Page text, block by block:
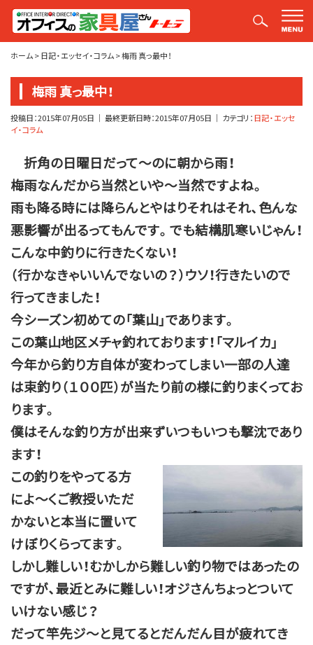
平山社長のブログ【釣りばかり日誌】
ホーム>日記・エッセイ・コラム>梅雨 真っ最中！
梅雨 真っ最中！
投稿日：2015年07月05日 ｜ 最終更新日時：2015年07月05日 ｜ カテゴリ：日記・エッセ
イ・コラム
折角の日曜日だって～のに朝から雨！
梅雨なんだから当然といや～当然ですよね。
雨も降る時には降らんとやはりそれはそれ、色んな
悪影響が出るってもんです。でも結構肌寒いじゃん！
こんな中釣りに行きたくない！
（行かなきゃいいんでないの？）ウソ！行きたいので
行ってきました！
今シーズン初めての「葉山」であります。
この葉山地区メチャ釣れております！「マルイカ」
今年から釣り方自体が変わってしまい一部の人達
は束釣り（１００匹）が当たり前の様に釣りまくってお
ります。
僕はそんな釣り方が出来ずいつもいつも撃沈であり
ます！
この釣りをやってる方
によ～くご教授いただ
かないと本当に置いて
けぼりくらってます。
しかし難しい！むかしから難しい釣り物ではあったの
ですが、最近とみに難しい！オジさんちょっとついて
いけない感じ？
だって竿先ジ～と見てるとだんだん目が疲れてき